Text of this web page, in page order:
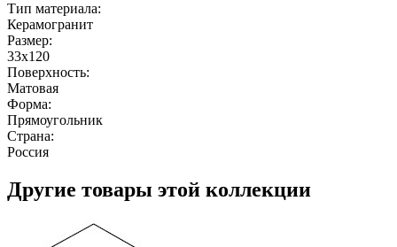
Тип материала:
Керамогранит
Размер:
33x120
Поверхность:
Матовая
Форма:
Прямоугольник
Страна:
Россия
Другие товары этой коллекции